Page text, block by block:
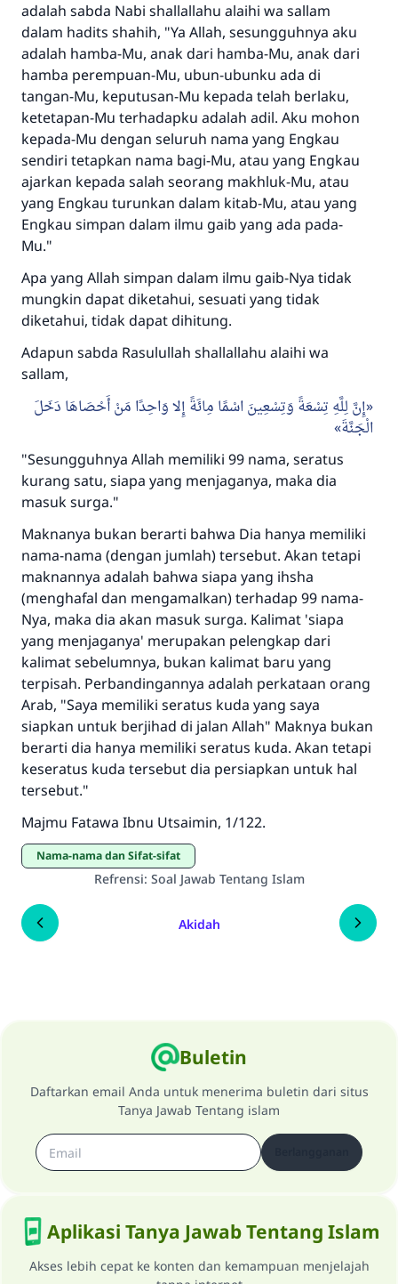
adalah sabda Nabi shallallahu alaihi wa sallam
dalam hadits shahih, "Ya Allah, sesungguhnya aku
adalah hamba-Mu, anak dari hamba-Mu, anak dari
hamba perempuan-Mu, ubun-ubunku ada di
tangan-Mu, keputusan-Mu kepada telah berlaku,
ketetapan-Mu terhadapku adalah adil. Aku mohon
kepada-Mu dengan seluruh nama yang Engkau
sendiri tetapkan nama bagi-Mu, atau yang Engkau
ajarkan kepada salah seorang makhluk-Mu, atau
yang Engkau turunkan dalam kitab-Mu, atau yang
Engkau simpan dalam ilmu gaib yang ada pada-
Mu."
Apa yang Allah simpan dalam ilmu gaib-Nya tidak
mungkin dapat diketahui, sesuati yang tidak
diketahui, tidak dapat dihitung.
Adapun sabda Rasulullah shallallahu alaihi wa
sallam,
إِنَّ لِلَّهِ تِسْعَةً وَتِسْعِينَ اسْمًا مِائَةً إِلا وَاحِدًا مَنْ أَحْصَاهَا دَخَلَ
الْجَنَّةَ
"Sesungguhnya Allah memiliki 99 nama, seratus
kurang satu, siapa yang menjaganya, maka dia
masuk surga."
Maknanya bukan berarti bahwa Dia hanya memiliki
nama-nama (dengan jumlah) tersebut. Akan tetapi
maknannya adalah bahwa siapa yang ihsha
(menghafal dan mengamalkan) terhadap 99 nama-
Nya, maka dia akan masuk surga. Kalimat 'siapa
yang menjaganya' merupakan pelengkap dari
kalimat sebelumnya, bukan kalimat baru yang
terpisah. Perbandingannya adalah perkataan orang
Arab, "Saya memiliki seratus kuda yang saya
siapkan untuk berjihad di jalan Allah" Maknya bukan
berarti dia hanya memiliki seratus kuda. Akan tetapi
keseratus kuda tersebut dia persiapkan untuk hal
tersebut."
Majmu Fatawa Ibnu Utsaimin, 1/122.
Nama-nama dan Sifat-sifat
Refrensi: Soal Jawab Tentang Islam
Akidah
Buletin
Daftarkan email Anda untuk menerima buletin dari situs
Tanya Jawab Tentang islam
Aplikasi Tanya Jawab Tentang Islam
Akses lebih cepat ke konten dan kemampuan menjelajah